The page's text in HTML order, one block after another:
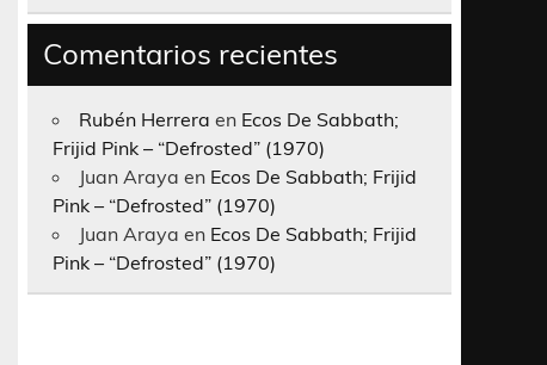
Comentarios recientes
Rubén Herrera en Ecos De Sabbath;
Frijid Pink – “Defrosted” (1970)
Juan Araya en Ecos De Sabbath; Frijid
Pink – “Defrosted” (1970)
Juan Araya en Ecos De Sabbath; Frijid
Pink – “Defrosted” (1970)